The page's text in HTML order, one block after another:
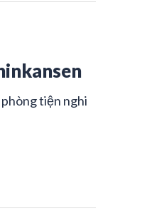
tiện nghi